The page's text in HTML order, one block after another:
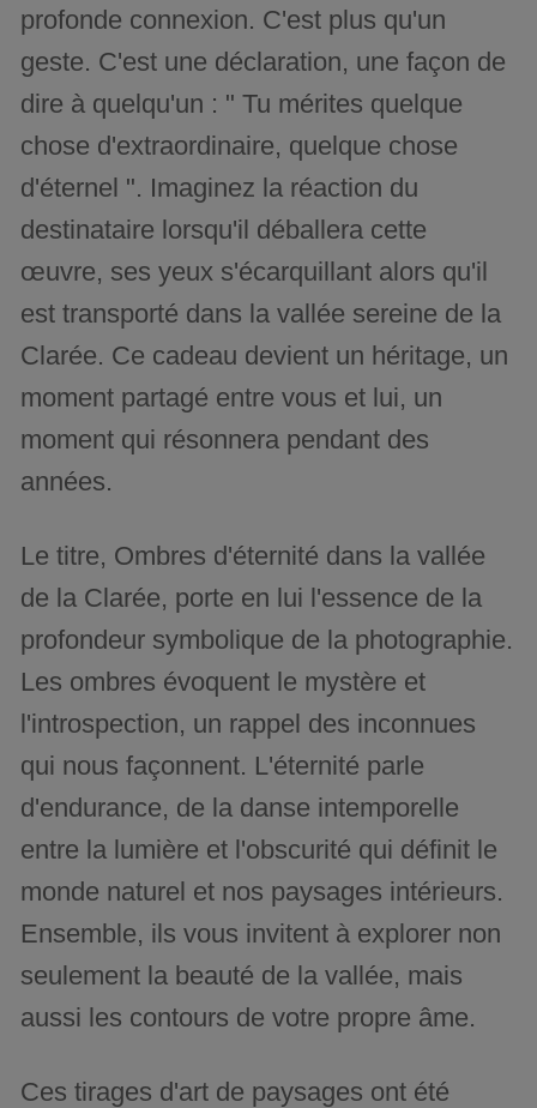
profonde connexion. C'est plus qu'un
geste. C'est une déclaration, une façon de
dire à quelqu'un : " Tu mérites quelque
chose d'extraordinaire, quelque chose
d'éternel ". Imaginez la réaction du
destinataire lorsqu'il déballera cette
œuvre, ses yeux s'écarquillant alors qu'il
est transporté dans la vallée sereine de la
Clarée. Ce cadeau devient un héritage, un
moment partagé entre vous et lui, un
moment qui résonnera pendant des
années.
Le titre, Ombres d'éternité dans la vallée
de la Clarée, porte en lui l'essence de la
profondeur symbolique de la photographie.
Les ombres évoquent le mystère et
l'introspection, un rappel des inconnues
qui nous façonnent. L'éternité parle
d'endurance, de la danse intemporelle
entre la lumière et l'obscurité qui définit le
monde naturel et nos paysages intérieurs.
Ensemble, ils vous invitent à explorer non
seulement la beauté de la vallée, mais
aussi les contours de votre propre âme.
Ces tirages d'art de paysages ont été